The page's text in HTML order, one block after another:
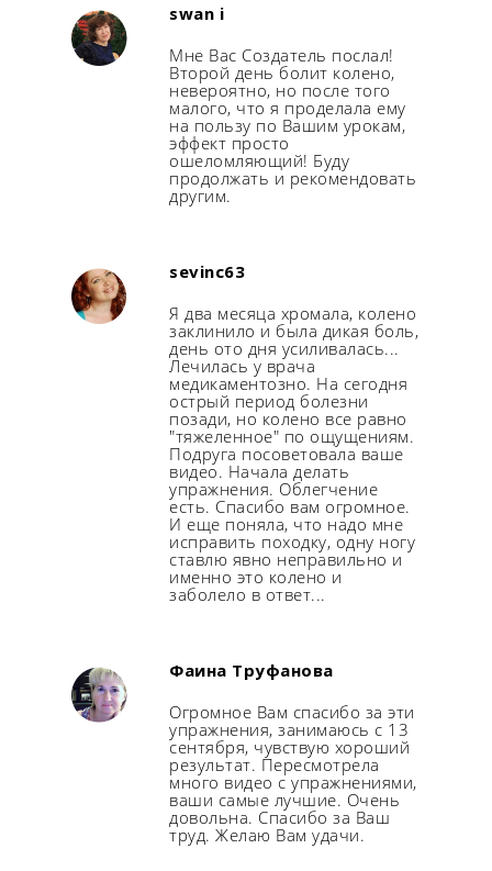
swan i
Мне Вас Создатель послал!
Второй день болит колено,
невероятно, но после того
малого, что я проделала ему
на пользу по Вашим урокам,
эффект просто
ошеломляющий! Буду
продолжать и рекомендовать
другим.
sevinc63
Я два месяца хромала, колено
заклинило и была дикая боль,
день ото дня усиливалась...
Лечилась у врача
медикаментозно. На сегодня
острый период болезни
позади, но колено все равно
"тяжеленное" по ощущениям.
Подруга посоветовала ваше
видео. Начала делать
упражнения. Облегчение
есть. Спасибо вам огромное.
И еще поняла, что надо мне
исправить походку, одну ногу
ставлю явно неправильно и
именно это колено и
заболело в ответ...
Фаина Труфанова
Огромное Вам спасибо за эти
упражнения, занимаюсь с 13
сентября, чувствую хороший
результат. Пересмотрела
много видео с упражнениями,
ваши самые лучшие. Очень
довольна. Спасибо за Ваш
труд. Желаю Вам удачи.